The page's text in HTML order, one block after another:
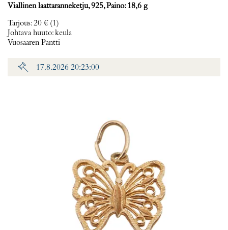
Viallinen laattaranneketju, 925, Paino: 18,6 g
Tarjous:20 € (1)
Johtava huuto:keula
Vuosaaren Pantti
17.8.2026 20:23:00